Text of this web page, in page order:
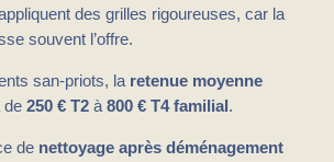
des grilles rigoureuses, car la
souvent l’offre.
san-priots, la retenue moyenne
250 € T2à 800 € T4 familial.
de nettoyage après déménagement